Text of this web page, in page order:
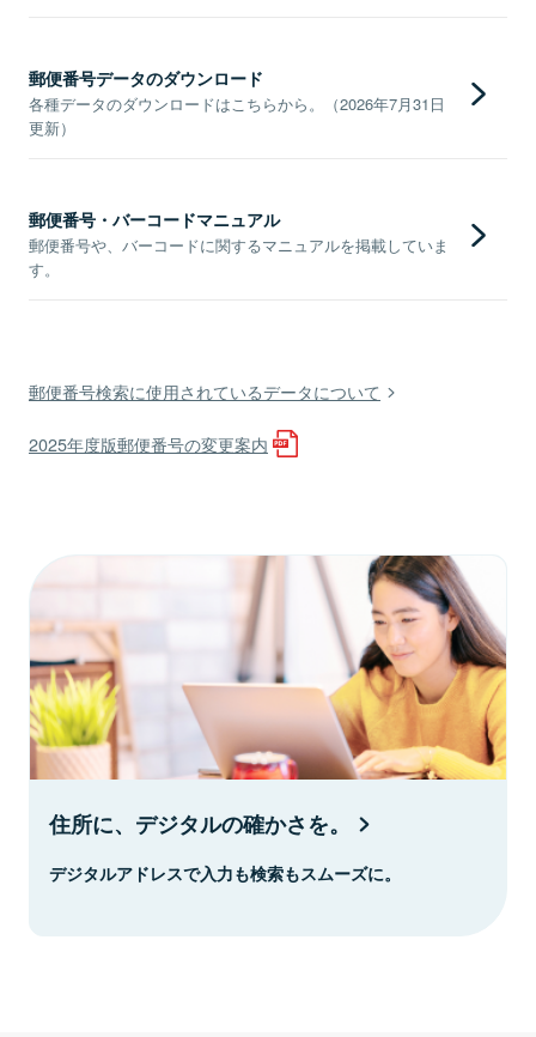
郵便番号データのダウンロード
各種データのダウンロードはこちらから。（2026年7月31日
更新）
郵便番号・バーコードマニュアル
郵便番号や、バーコードに関するマニュアルを掲載していま
す。
郵便番号検索に使用されているデータについて
2025年度版郵便番号の変更案内
住所に、デジタルの確かさを。
デジタルアドレスで入力も検索もスムーズに。